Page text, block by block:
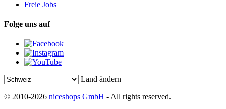
Freie Jobs
Folge uns auf
Land ändern
© 2010-2026 niceshops GmbH - All rights reserved.